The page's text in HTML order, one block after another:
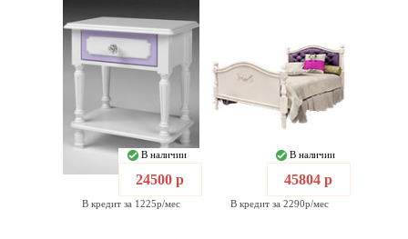
В наличии
24500 р
В кредит за 1225р/мес
В наличии
45804 р
В кредит за 2290р/мес